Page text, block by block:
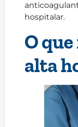
hospitalar.
O
alta